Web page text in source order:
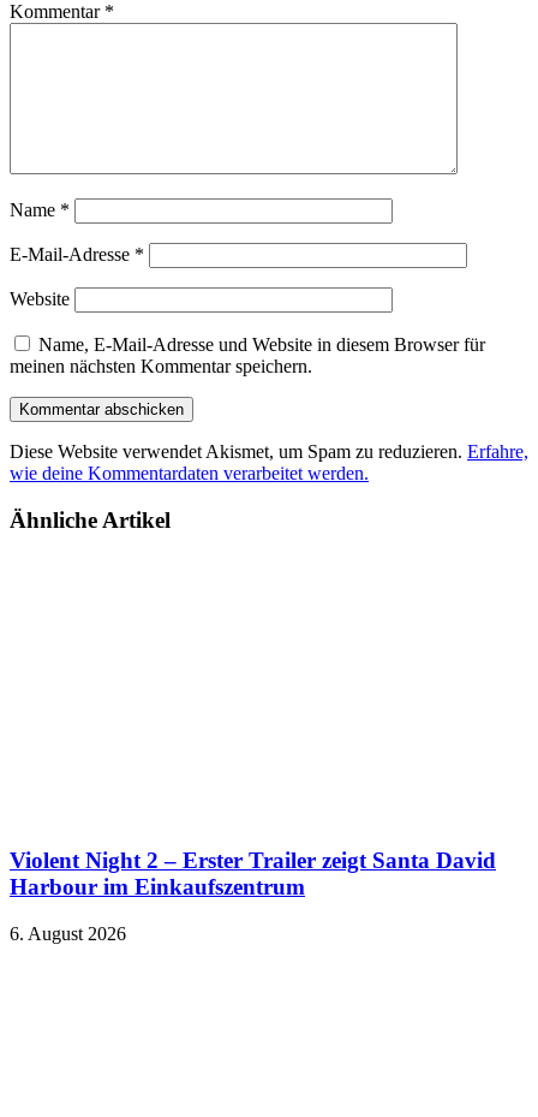
Kommentar *
Name *
E-Mail-Adresse *
Website
Name, E-Mail-Adresse und Website in diesem Browser für
meinen nächsten Kommentar speichern.
Diese Website verwendet Akismet, um Spam zu reduzieren. Erfahre,
wie deine Kommentardaten verarbeitet werden.
Ähnliche Artikel
Violent Night 2 – Erster Trailer zeigt Santa David
Harbour im Einkaufszentrum
6. August 2026